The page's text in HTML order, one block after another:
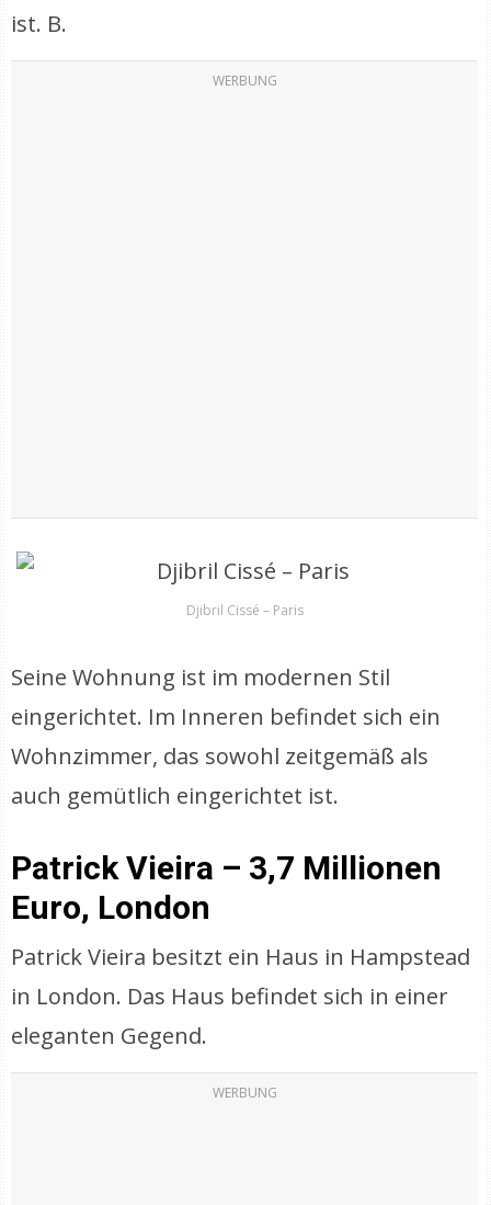
ist. B.
WERBUNG
Djibril Cissé – Paris
Seine Wohnung ist im modernen Stil
eingerichtet. Im Inneren befindet sich ein
Wohnzimmer, das sowohl zeitgemäß als
auch gemütlich eingerichtet ist.
Patrick Vieira – 3,7 Millionen
Euro, London
Patrick Vieira besitzt ein Haus in Hampstead
in London. Das Haus befindet sich in einer
eleganten Gegend.
WERBUNG